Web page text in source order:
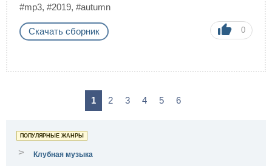
#mp3, #2019, #autumn
Скачать сборник 0
1 2 3 4 5 6
ПОПУЛЯРНЫЕ ЖАНРЫ
> Клубная музыка